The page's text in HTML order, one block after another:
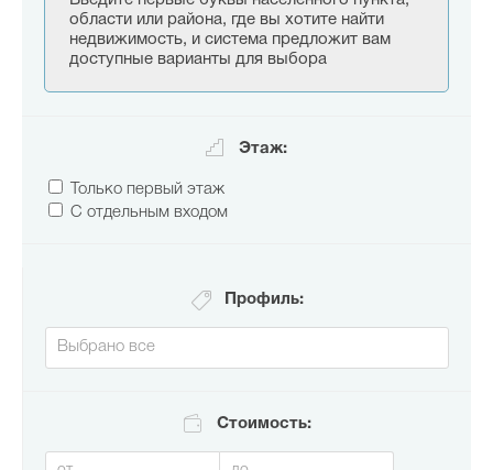
области или района, где вы хотите найти
недвижимость, и система предложит вам
доступные варианты для выбора
Этаж:
Только первый этаж
С отдельным входом
Профиль:
Стоимость: